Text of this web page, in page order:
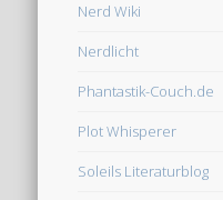
Nerd Wiki
Nerdlicht
Phantastik-Couch.de
Plot Whisperer
Soleils Literaturblog